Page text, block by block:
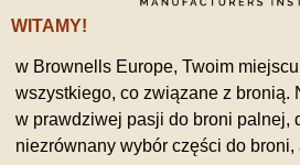
WITAMY!
w Brownells Europe, Twoim
wszystkiego, co związane z bronią.
w prawdziwej pasji do broni palnej,
niezrównany wybór części do